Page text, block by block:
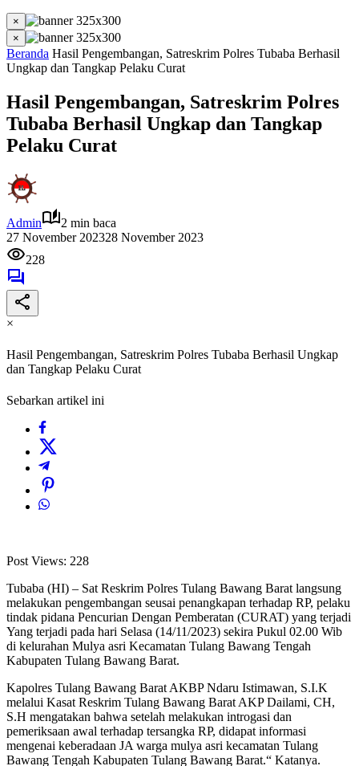
×
×
Beranda Hasil Pengembangan, Satreskrim Polres Tubaba Berhasil
Ungkap dan Tangkap Pelaku Curat
Hasil Pengembangan, Satreskrim Polres
Tubaba Berhasil Ungkap dan Tangkap
Pelaku Curat
Admin
2 min baca
27 November 202328 November 2023
228
×
Hasil Pengembangan, Satreskrim Polres Tubaba Berhasil Ungkap
dan Tangkap Pelaku Curat
Sebarkan artikel ini
Post Views: 228
Tubaba (HI) – Sat Reskrim Polres Tulang Bawang Barat langsung
melakukan pengembangan seusai penangkapan terhadap RP, pelaku
tindak pidana Pencurian Dengan Pemberatan (CURAT) yang terjadi
Yang terjadi pada hari Selasa (14/11/2023) sekira Pukul 02.00 Wib
di kelurahan Mulya asri Kecamatan Tulang Bawang Tengah
Kabupaten Tulang Bawang Barat.
Kapolres Tulang Bawang Barat AKBP Ndaru Istimawan, S.I.K
melalui Kasat Reskrim Tulang Bawang Barat AKP Dailami, CH,
S.H mengatakan bahwa setelah melakukan introgasi dan
pemeriksaan awal terhadap tersangka RP, didapat informasi
mengenai keberadaan JA warga mulya asri kecamatan Tulang
Bawang Tengah Kabupaten Tulang Bawang Barat.“ Katanya.